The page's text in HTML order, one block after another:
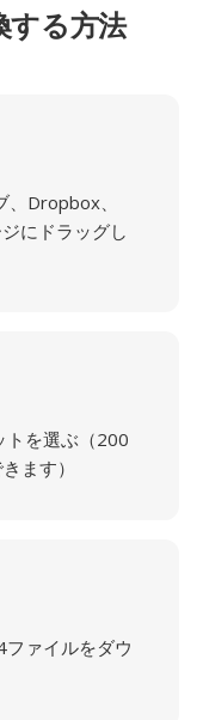
する方法
Dropbox、
にドラッグし
トを選ぶ（200
ます）
ァイルをダウ